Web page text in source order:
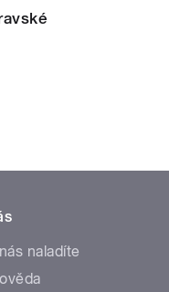
naladíte